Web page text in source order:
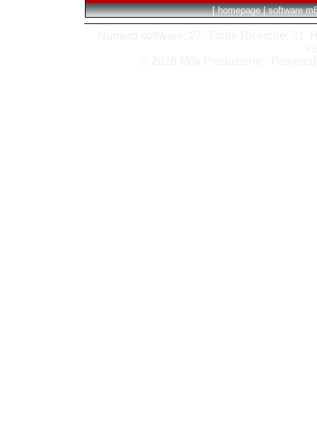
[ homepage | software